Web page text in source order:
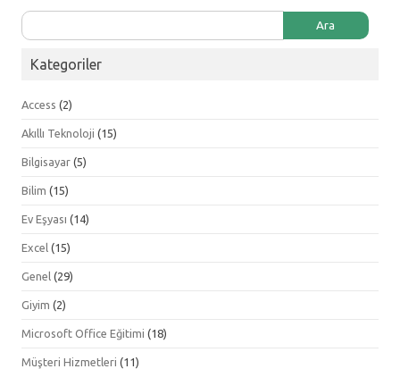
Arama:
Kategoriler
Access (2)
Akıllı Teknoloji (15)
Bilgisayar (5)
Bilim (15)
Ev Eşyası (14)
Excel (15)
Genel (29)
Giyim (2)
Microsoft Office Eğitimi (18)
Müşteri Hizmetleri (11)